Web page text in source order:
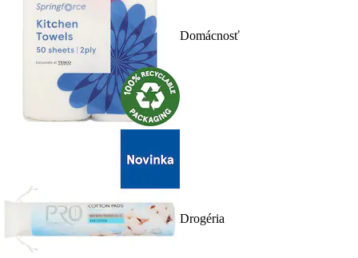
Domácnosť
Drogéria